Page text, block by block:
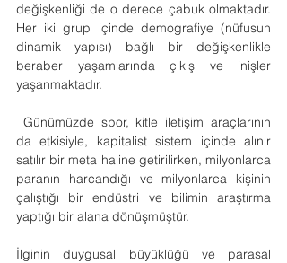
değişkenliği de o derece çabuk olmaktadır.
Her iki grup içinde demografiye (nüfusun
dinamik yapısı) bağlı bir değişkenlikle
beraber yaşamlarında çıkış ve inişler
yaşanmaktadır.
Günümüzde spor, kitle iletişim araçlarının
da etkisiyle, kapitalist sistem içinde alınır
satılır bir meta haline getirilirken, milyonlarca
paranın harcandığı ve milyonlarca kişinin
çalıştığı bir endüstri ve bilimin araştırma
yaptığı bir alana dönüşmüştür.
İlginin duygusal büyüklüğü ve parasal